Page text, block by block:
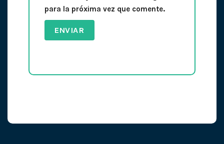
para la próxima vez que comente.